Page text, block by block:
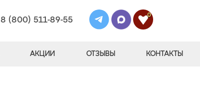
8 (800) 511-89-55
0
АКЦИИ ОТЗЫВЫ КОНТАКТЫ